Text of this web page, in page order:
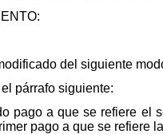
del siguiente
párrafo siguiente:
pago a que se refiere el
pago a que se refiere